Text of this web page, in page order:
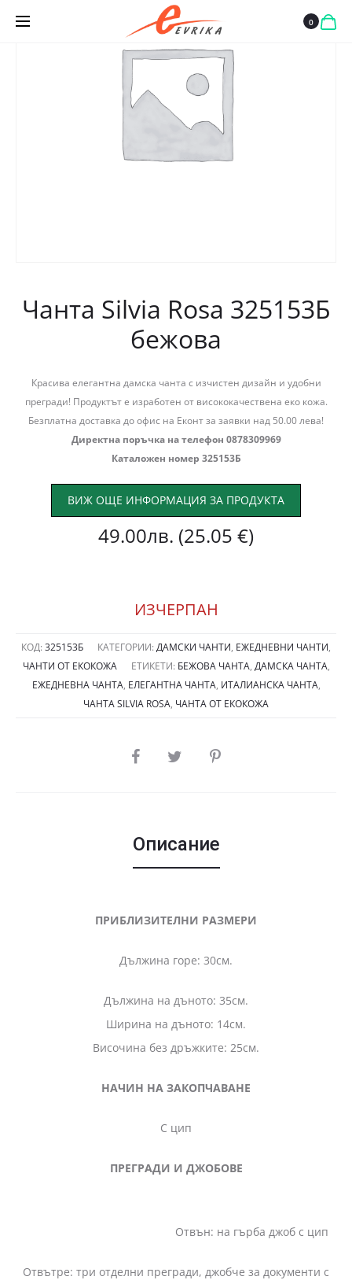
0
Чанта Silvia Rosa 325153Б
бежова
Красива елегантна дамска чанта с изчистен дизайн и удобни
прегради! Продуктът е изработен от висококачествена еко кожа.
Безплатна доставка до офис на Еконт за заявки над 50.00 лева!
Директна поръчка на телефон 0878309969
Каталожен номер 325153Б
ВИЖ ОЩЕ ИНФОРМАЦИЯ ЗА ПРОДУКТА
49.00лв. (25.05 €)
ИЗЧЕРПАН
КОД: 325153Б КАТЕГОРИИ: ДАМСКИ ЧАНТИ, ЕЖЕДНЕВНИ ЧАНТИ,
ЧАНТИ ОТ ЕКОКОЖА
ЕТИКЕТИ: БЕЖОВА ЧАНТА, ДАМСКА ЧАНТА,
ЕЖЕДНЕВНА ЧАНТА, ЕЛЕГАНТНА ЧАНТА, ИТАЛИАНСКА ЧАНТА,
ЧАНТА SILVIA ROSA, ЧАНТА ОТ ЕКОКОЖА
SHARE
Описание
ПРИБЛИЗИТЕЛНИ РАЗМЕРИ
Дължина горе: 30см.
Дължина на дъното: 35см.
Ширина на дъното: 14см.
Височина без дръжките: 25см.
НАЧИН НА ЗАКОПЧАВАНЕ
С цип
ПРЕГРАДИ И ДЖОБОВЕ
Отвън: на гърба джоб с цип
Отвътре: три отделни прегради, джобче за документи с